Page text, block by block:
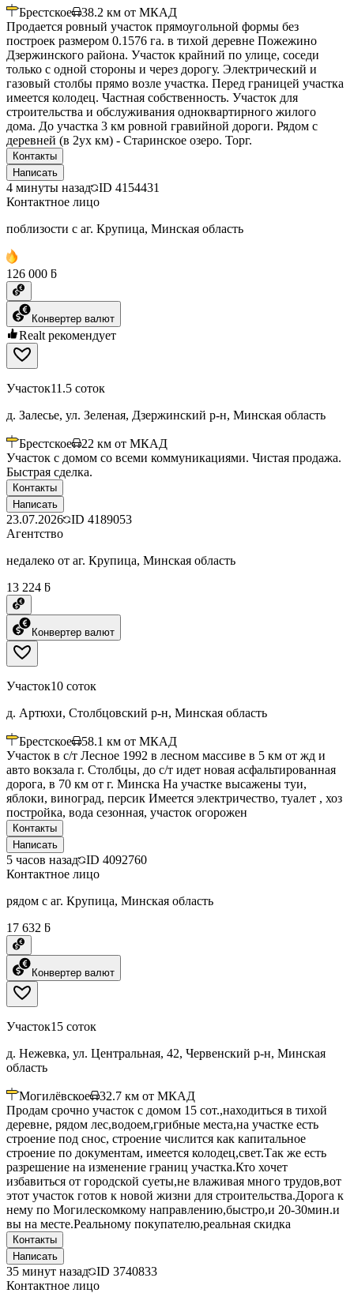
Брестское 38.2 км от МКАД
Продается ровный участок прямоугольной формы без
построек размером 0.1576 га. в тихой деревне Пожежино
Дзержинского района. Участок крайний по улице, соседи
только с одной стороны и через дорогу. Электрический и
газовый столбы прямо возле участка. Перед границей участка
имеется колодец. Частная собственность. Участок для
строительства и обслуживания одноквартирного жилого
дома. До участка 3 км ровной гравийной дороги. Рядом с
деревней (в 2ух км) - Старинское озеро. Торг.
Контакты
Написать
4 минуты назад ID 4154431
Контактное лицо
поблизости с аг. Крупица, Минская область
126 000 ƃ
Конвертер валют
Realt рекомендует
Участок11.5 соток
д. Залесье, ул. Зеленая, Дзержинский р-н, Минская область
Брестское 22 км от МКАД
Участок с домом со всеми коммуникациями. Чистая продажа.
Быстрая сделка.
Контакты
Написать
23.07.2026 ID 4189053
Агентство
недалеко от аг. Крупица, Минская область
13 224 ƃ
Конвертер валют
Участок10 соток
д. Артюхи, Столбцовский р-н, Минская область
Брестское 58.1 км от МКАД
Участок в с/т Лесное 1992 в лесном массиве в 5 км от жд и
авто вокзала г. Столбцы, до с/т идет новая асфальтированная
дорога, в 70 км от г. Минска На участке высажены туи,
яблоки, виноград, персик Имеется электричество, туалет , хоз
постройка, вода сезонная, участок огорожен
Контакты
Написать
5 часов назад ID 4092760
Контактное лицо
рядом с аг. Крупица, Минская область
17 632 ƃ
Конвертер валют
Участок15 соток
д. Нежевка, ул. Центральная, 42, Червенский р-н, Минская
область
Могилёвское 32.7 км от МКАД
Продам срочно участок с домом 15 сот.,находиться в тихой
деревне, рядом лес,водоем,грибные места,на участке есть
строение под снос, строение числится как капитальное
строение по документам, имеется колодец,свет.Так же есть
разрешение на изменение границ участка.Кто хочет
избавиться от городской суеты,не влаживая много трудов,вот
этот участок готов к новой жизни для строительства.Дорога к
нему по Могилескомкому направлению,быстро,и 20-30мин.и
вы на месте.Реальному покупателю,реальная скидка
Контакты
Написать
35 минут назад ID 3740833
Контактное лицо